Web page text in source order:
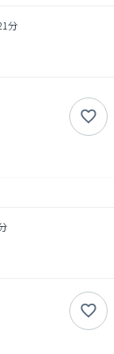
分